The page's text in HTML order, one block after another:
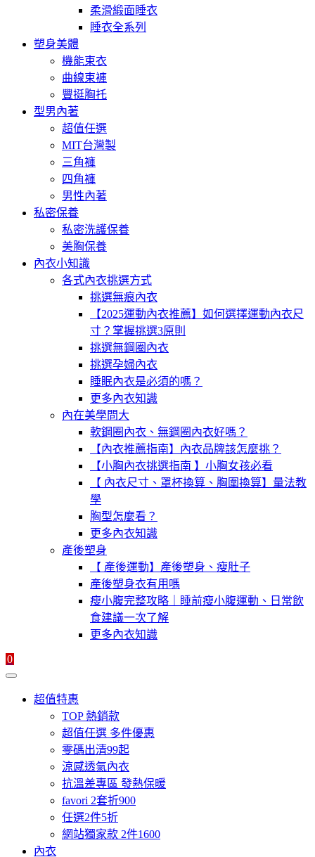
柔滑緞面睡衣
睡衣全系列
塑身美體
機能束衣
曲線束褲
豐挺胸托
型男內著
超值任選
MIT台灣製
三角褲
四角褲
男性內著
私密保養
私密洗護保養
美胸保養
內衣小知識
各式內衣挑選方式
挑選無痕內衣
【2025運動內衣推薦】如何選擇運動內衣尺
寸？掌握挑選3原則
挑選無鋼圈內衣
挑選孕婦內衣
睡眠內衣是必須的嗎？
更多內衣知識
內在美學問大
軟鋼圈內衣、無鋼圈內衣好嗎？
【內衣推薦指南】內衣品牌該怎麼挑？
【小胸內衣挑選指南 】小胸女孩必看
【 內衣尺寸、罩杯換算、胸圍換算】量法教
學
胸型怎麼看？
更多內衣知識
產後塑身
【 產後運動】產後塑身、瘦肚子
產後塑身衣有用嗎
瘦小腹完整攻略｜睡前瘦小腹運動、日常飲
食建議一次了解
更多內衣知識
0
超值特惠
TOP 熱銷款
超值任選 多件優惠
零碼出清99起
涼感透氣內衣
抗溫差專區 發熱保暖
favori 2套折900
任選2件5折
網站獨家款 2件1600
內衣